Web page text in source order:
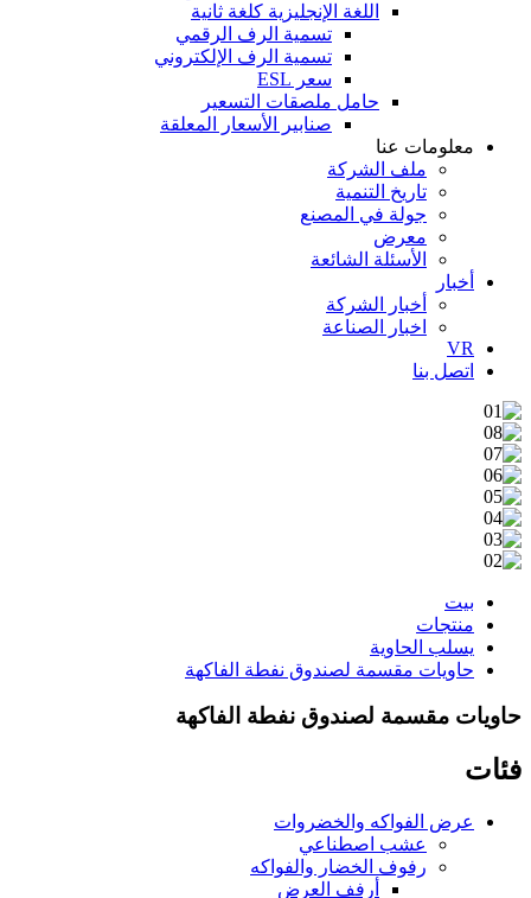
اللغة الإنجليزية كلغة ثانية
تسمية الرف الرقمي
تسمية الرف الإلكتروني
سعر ESL
حامل ملصقات التسعير
صنابير الأسعار المعلقة
معلومات عنا
ملف الشركة
تاريخ التنمية
جولة في المصنع
معرض
الأسئلة الشائعة
أخبار
أخبار الشركة
اخبار الصناعة
VR
اتصل بنا
بيت
منتجات
يسلب الحاوية
حاويات مقسمة لصندوق نفطة الفاكهة
حاويات مقسمة لصندوق نفطة الفاكهة
فئات
عرض الفواكه والخضروات
عشب اصطناعي
رفوف الخضار والفواكه
أرفف العرض